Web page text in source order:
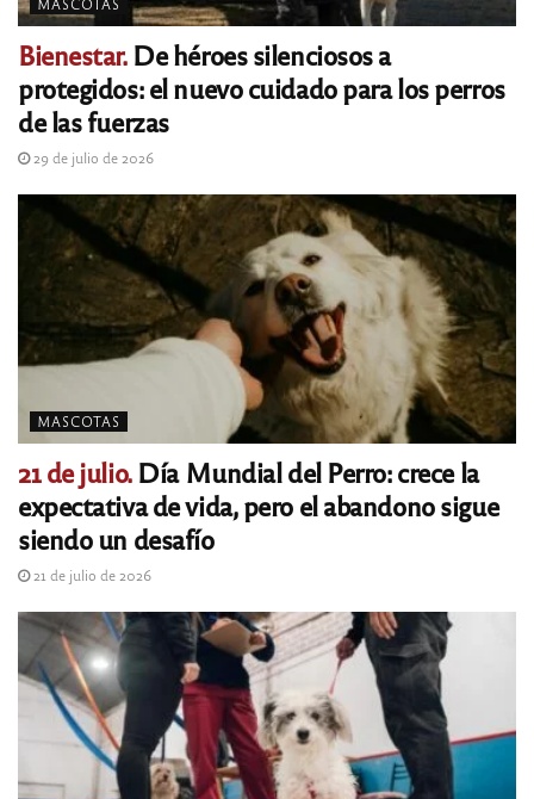
MASCOTAS
Bienestar.De héroes silenciosos a
protegidos: el nuevo cuidado para los perros
de las fuerzas
29 de julio de 2026
MASCOTAS
21 de julio.Día Mundial del Perro: crece la
expectativa de vida, pero el abandono sigue
siendo un desafío
21 de julio de 2026